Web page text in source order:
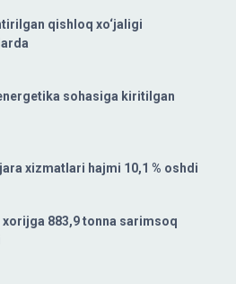
qishloq xo‘jaligi
sohasiga kiritilgan
xizmatlari hajmi 10,1 % oshdi
xorijga 883,9 tonna sarimsoq